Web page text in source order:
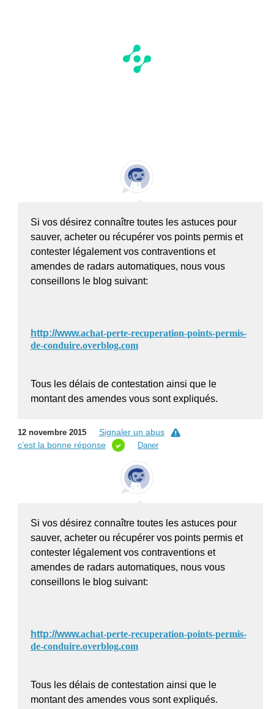
Si vos désirez connaître toutes les astuces pour
sauver, acheter ou récupérer vos points permis et
contester légalement vos contraventions et
amendes de radars automatiques, nous vous
conseillons le blog suivant:
http://www.achat-perte-recuperation-points-permis-
de-conduire.overblog.com
Tous les délais de contestation ainsi que le
montant des amendes vous sont expliqués.
12 novembre 2015
Signaler un abus
c’est la bonne réponse
Daner
Si vos désirez connaître toutes les astuces pour
sauver, acheter ou récupérer vos points permis et
contester légalement vos contraventions et
amendes de radars automatiques, nous vous
conseillons le blog suivant:
http://www.achat-perte-recuperation-points-permis-
de-conduire.overblog.com
Tous les délais de contestation ainsi que le
montant des amendes vous sont expliqués.